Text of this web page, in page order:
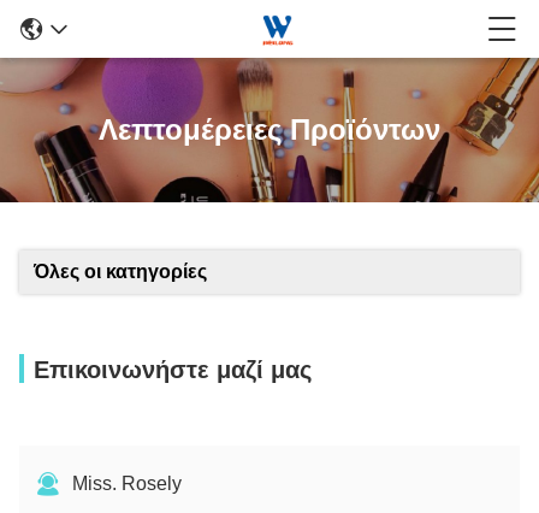
Λεπτομέρειες Προϊόντων
Όλες οι κατηγορίες
Επικοινωνήστε μαζί μας
Miss. Rosely